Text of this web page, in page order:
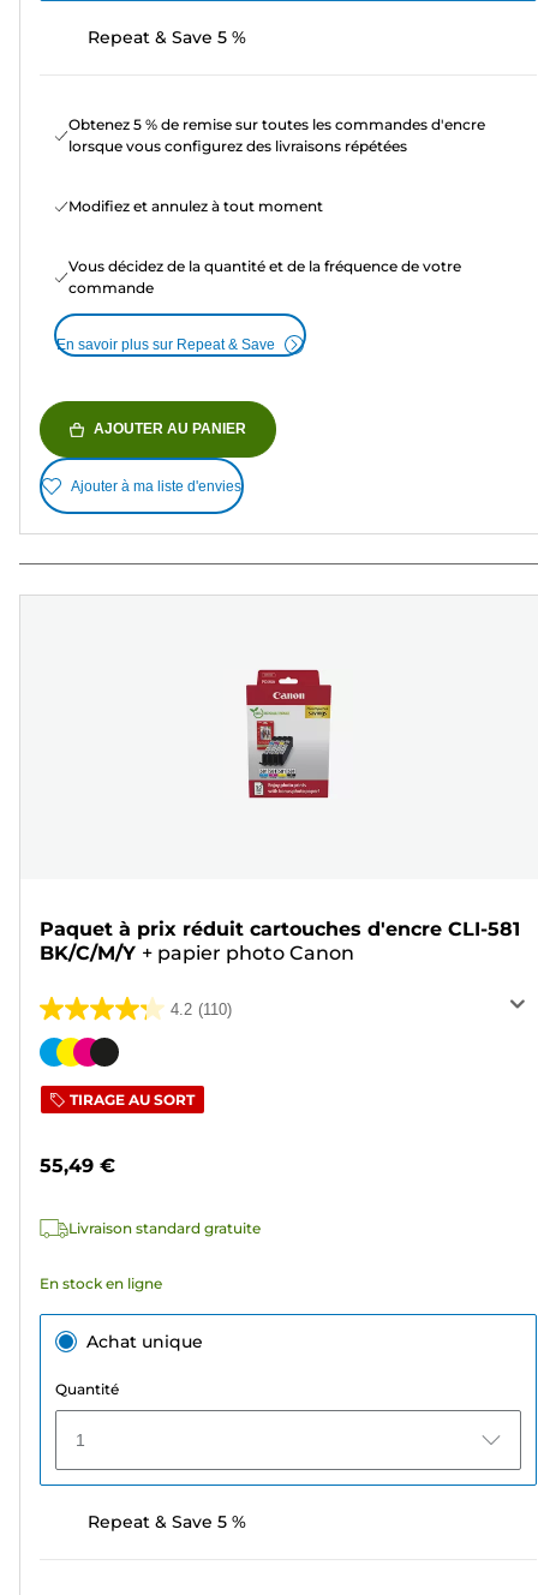
Repeat & Save 5 %
Obtenez 5 % de remise sur toutes les commandes d'encre
lorsque vous configurez des livraisons répétées
Modifiez et annulez à tout moment
Vous décidez de la quantité et de la fréquence de votre
commande
En savoir plus sur Repeat & Save
AJOUTER AU PANIER
Ajouter à ma liste d'envies
Paquet à prix réduit cartouches d'encre CLI-581
BK/C/M/Y + papier photo Canon
4.2 (110)
4.2
sur
5
étoiles.
avis
Cartouche
couleur
TIRAGE AU SORT
55,49 €
Livraison standard gratuite
En stock en ligne
Achat unique
Quantité
1
Repeat & Save 5 %